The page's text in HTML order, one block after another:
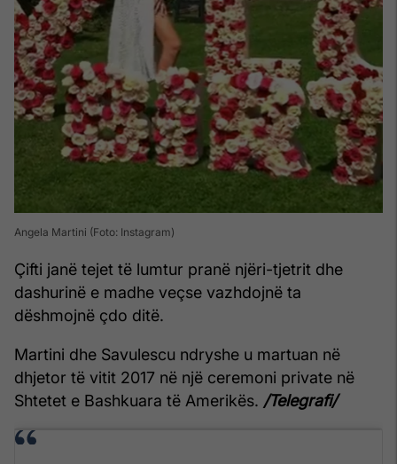
Angela Martini (Foto: Instagram)
Çifti janë tejet të lumtur pranë njëri-tjetrit dhe
dashurinë e madhe veçse vazhdojnë ta
dëshmojnë çdo ditë.
Martini dhe Savulescu ndryshe u martuan në
dhjetor të vitit 2017 në një ceremoni private në
Shtetet e Bashkuara të Amerikës. /Telegrafi/